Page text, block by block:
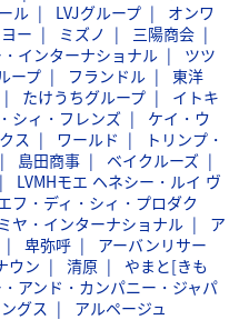
ル LVJグループ
オンワ
ー ミズノ
三陽商会
インターナショナル
ツツ
ープ フランドル
東洋
たけうちグループ
イトキ
シィ・フレンズ
ケイ・ウ
ス ワールド
トリンプ・
島田商事
ベイクルーズ
LVMHモエ ヘネシー・ルイ ヴ
フ・ディ・シィ・プロダク
ヤ・インターナショナル
ア
卑弥呼
アーバンリサー
ウン 清原
やまと[きも
アンド・カンパニー・ジャパ
グス アルページュ